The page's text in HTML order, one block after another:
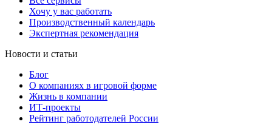
Хочу у вас работать
Производственный календарь
Экспертная рекомендация
Новости и статьи
Блог
О компаниях в игровой форме
Жизнь в компании
ИТ-проекты
Рейтинг работодателей России